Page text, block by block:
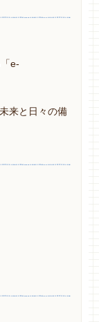
e-
来と日々の備